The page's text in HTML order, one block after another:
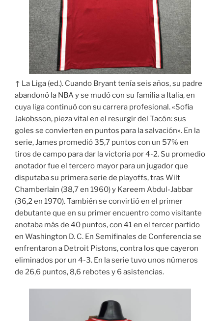
↑ La Liga (ed.). Cuando Bryant tenía seis años, su padre
abandonó la NBA y se mudó con su familia a Italia, en
cuya liga continuó con su carrera profesional. «Sofia
Jakobsson, pieza vital en el resurgir del Tacón: sus
goles se convierten en puntos para la salvación». En la
serie, James promedió 35,7 puntos con un 57% en
tiros de campo para dar la victoria por 4-2. Su promedio
anotador fue el tercero mayor para un jugador que
disputaba su primera serie de playoffs, tras Wilt
Chamberlain (38,7 en 1960) y Kareem Abdul-Jabbar
(36,2 en 1970). También se convirtió en el primer
debutante que en su primer encuentro como visitante
anotaba más de 40 puntos, con 41 en el tercer partido
en Washington D. C. En Semifinales de Conferencia se
enfrentaron a Detroit Pistons, contra los que cayeron
eliminados por un 4-3. En la serie tuvo unos números
de 26,6 puntos, 8,6 rebotes y 6 asistencias.